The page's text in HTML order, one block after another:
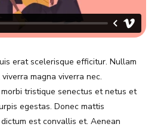
erat scelerisque efficitur. Nullam
magna viverra nec.
tristique senectus et netus et
egestas. Donec mattis
est convallis et. Aenean